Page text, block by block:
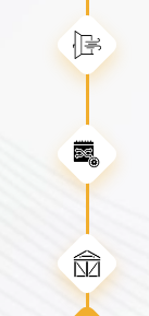
sit amet,
tempor
et dolore
sed diam